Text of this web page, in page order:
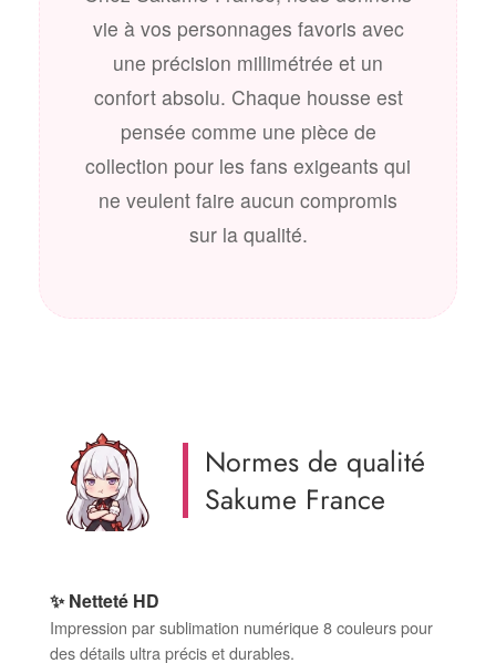
vie à vos personnages favoris avec
une précision millimétrée et un
confort absolu. Chaque housse est
pensée comme une pièce de
collection pour les fans exigeants qui
ne veulent faire aucun compromis
sur la qualité.
Normes de qualité
Sakume France
✨ Netteté HD
Impression par sublimation numérique 8 couleurs pour
des détails ultra précis et durables.